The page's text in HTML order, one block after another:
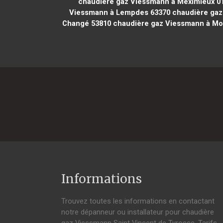
Viessmann à Lempdes 63370chaudière gaz
Changé 53810 chaudière gaz Viessmann à
Informations
Trouvez toutes les informations en contactant
notre dépanneur ou installateur pour chaudière